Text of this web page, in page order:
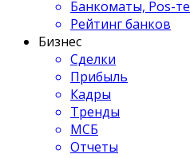
Банкоматы, Pos-
Рейтинг банков
Бизнес
Сделки
Прибыль
Кадры
Тренды
МСБ
Отчеты